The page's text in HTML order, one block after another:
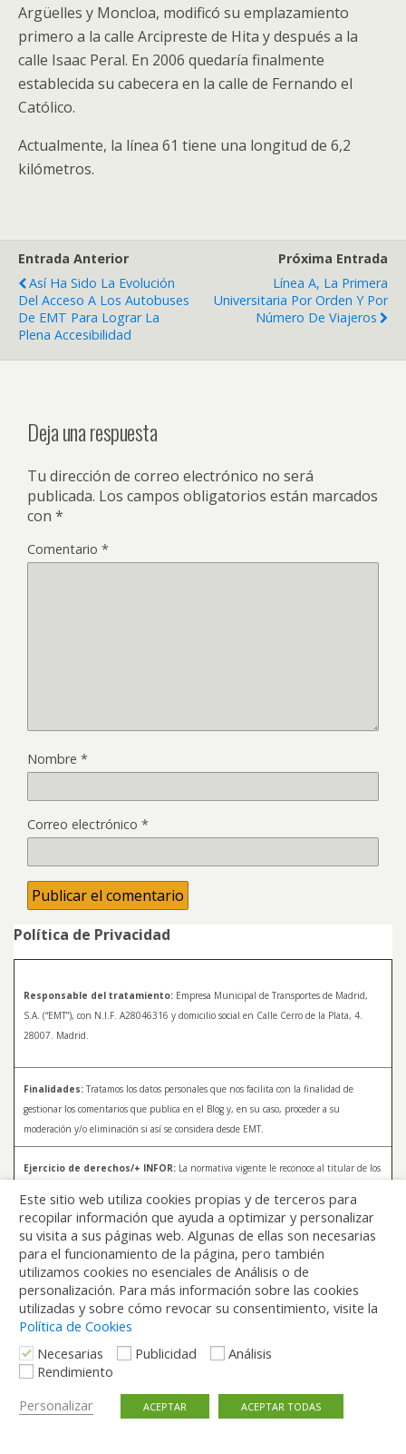
Argüelles y Moncloa, modificó su emplazamiento
primero a la calle Arcipreste de Hita y después a la
calle Isaac Peral. En 2006 quedaría finalmente
establecida su cabecera en la calle de Fernando el
Católico.
Actualmente, la línea 61 tiene una longitud de 6,2
kilómetros.
Entrada Anterior
Así Ha Sido La Evolución
Del Acceso A Los Autobuses
De EMT Para Lograr La
Plena Accesibilidad
Próxima Entrada
Línea A, La Primera
Universitaria Por Orden Y Por
Número De Viajeros
Deja una respuesta
Tu dirección de correo electrónico no será
publicada. Los campos obligatorios están marcados
con *
Comentario *
Nombre *
Correo electrónico *
Política de Privacidad
Responsable del tratamiento: Empresa Municipal de Transportes de Madrid,
S.A. (“EMT”), con N.I.F. A28046316 y domicilio social en Calle Cerro de la Plata, 4.
28007. Madrid.
Finalidades: Tratamos los datos personales que nos facilita con la finalidad de
gestionar los comentarios que publica en el Blog y, en su caso, proceder a su
moderación y/o eliminación si así se considera desde EMT.
Ejercicio de derechos/+ INFOR: La normativa vigente le reconoce al titular de los
rectificar y a solicitar la supresión de sus datos. Para más información sobre el
tratamiento de sus datos y la forma en que puede ejercer sus derechos, consulte la
Política de Privacidad de Blog EMT, disponible en:
blog.emtmadrid.es/politica-de-
privacidad
Móvil Escritorio
Este sitio web utiliza cookies propias y de terceros para
recopilar información que ayuda a optimizar y personalizar
su visita a sus páginas web. Algunas de ellas son necesarias
para el funcionamiento de la página, pero también
utilizamos cookies no esenciales de Análisis o de
personalización. Para más información sobre las cookies
utilizadas y sobre cómo revocar su consentimiento, visite la
Política de Cookies
Necesarias
Publicidad
Análisis
Rendimiento
Personalizar
ACEPTAR ACEPTAR TODAS